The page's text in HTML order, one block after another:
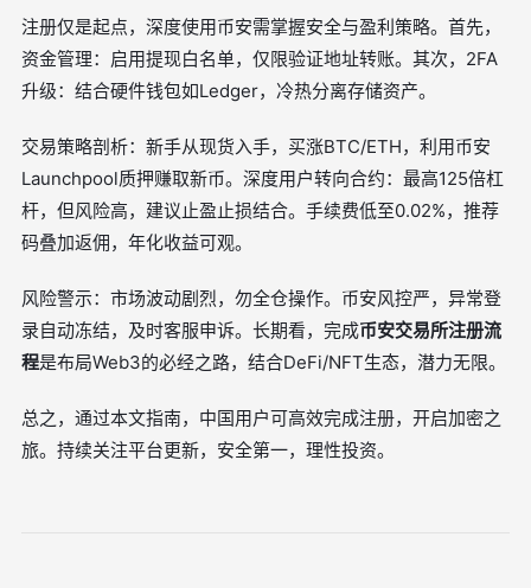
注册仅是起点，深度使用币安需掌握安全与盈利策略。首先，
资金管理：启用提现白名单，仅限验证地址转账。其次，2FA
升级：结合硬件钱包如Ledger，冷热分离存储资产。
交易策略剖析：新手从现货入手，买涨BTC/ETH，利用币安
Launchpool质押赚取新币。深度用户转向合约：最高125倍杠
杆，但风险高，建议止盈止损结合。手续费低至0.02%，推荐
码叠加返佣，年化收益可观。
风险警示：市场波动剧烈，勿全仓操作。币安风控严，异常登
录自动冻结，及时客服申诉。长期看，完成币安交易所注册流
程是布局Web3的必经之路，结合DeFi/NFT生态，潜力无限。
总之，通过本文指南，中国用户可高效完成注册，开启加密之
旅。持续关注平台更新，安全第一，理性投资。